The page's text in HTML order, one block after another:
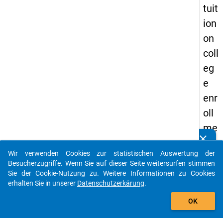
tuit
ion
on
coll
eg
e
enr
oll
me
nt
in
Ger
clear
Kennen Sie Publikationen, die auf Basis unserer
Datenpakete entstanden sind? Dann teilen Sie uns diese
bitte mit...
auto_stories
Wir verwenden Cookies zur statistischen Auswertung der
Besucherzugriffe. Wenn Sie auf dieser Seite weitersurfen stimmen
Sie der Cookie-Nutzung zu. Weitere Informationen zu Cookies
erhalten Sie in unserer Datenschutzerkärung.
OK